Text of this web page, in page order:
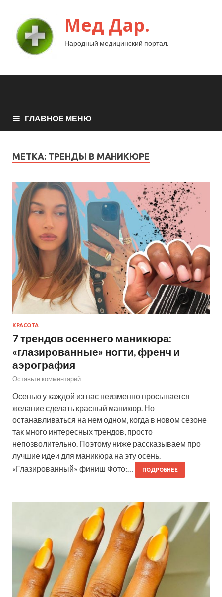
Мед Дар.
Народный медицинский портал.
ГЛАВНОЕ МЕНЮ
МЕТКА: ТРЕНДЫ В МАНИКЮРЕ
КРАСОТА
7 трендов осеннего маникюра:
«глазированные» ногти, френч и
аэрография
Оставьте комментарий
Осенью у каждой из нас неизменно просыпается
желание сделать красный маникюр. Но
останавливаться на нем одном, когда в новом сезоне
так много интересных трендов, просто
непозволительно. Поэтому ниже рассказываем про
лучшие идеи для маникюра на эту осень.
«Глазированный» финиш Фото:…
ПОДРОБНЕЕ